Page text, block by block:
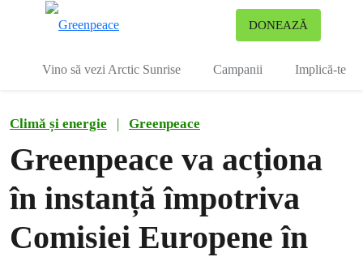
DONEAZĂ
Vino să vezi Arctic Sunrise Campanii Implică-te
Climă și energie | Greenpeace
Greenpeace va acționa
în instanță împotriva
Comisiei Europene în